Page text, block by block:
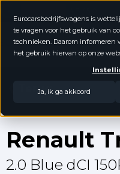
Eurocarsbedrijfswagens is
te vragen voor het gebruik van
technieken. Daarom informeren
het gebruik hiervan op onze
Ja, ik ga akkoord
Eurocars
Terug
Renault
2.0 Blue dCI